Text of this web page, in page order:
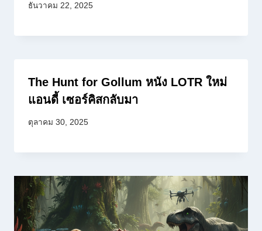
ธันวาคม 22, 2025
The Hunt for Gollum หนัง LOTR ใหม่
แอนดี้ เซอร์คิสกลับมา
ตุลาคม 30, 2025